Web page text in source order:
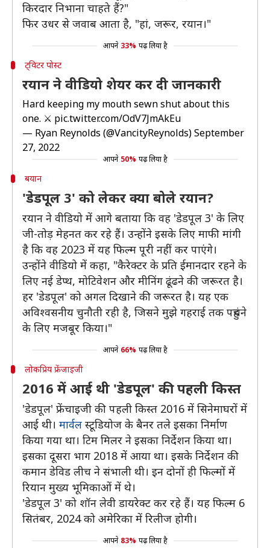
किरदार निभाना चाहते हैं?"
फिर उधर से जवाब आता है, "हां, जरूर, रयान।"
आपने 33% पढ़ लिया है
ट्विटर पोस्ट
रयान ने वीडियो शेयर कर दी जानकारी
Hard keeping my mouth sewn shut about this
one. ⚔️ pic.twitter.com/OdV7JmAkEu
— Ryan Reynolds (@VancityReynolds)September
27, 2022
आपने 50% पढ़ लिया है
बयान
'डेडपूल 3' को लेकर क्या बोले रयान?
रयान ने वीडियो में आगे बताया कि वह 'डेडपूल 3' के लिए
जी-तोड़ मेहनत कर रहे हैं। उन्होंने इसके लिए माफी मांगी
है कि वह 2023 में यह फिल्म पूरी नहीं कर पाएंगे।
उन्होंने वीडियो में कहा, "कैरेक्टर के प्रति ईमानदार रहने के
लिए नई डेप्थ, मोटिवेशन और मीनिंग ढूंढने की जरूरत है।
हर 'डेडपूल' को अगल दिखाने की जरूरत है। यह एक
अविश्वसनीय चुनौती रही है, जिसने मुझे गहराई तक पहुंचने
के लिए मजबूर किया।"
आपने 66% पढ़ लिया है
लोकप्रिय फ्रेंजाइजी
2016 में आई थी 'डेडपूल' की पहली किस्त
'डेडपूल' फ्रेंचाइजी की पहली किस्त 2016 में सिनेमाघरों में
आई थी। मार्वल स्टूडियोज के बैनर तले इसका निर्माण
किया गया था। टिम मिलर ने इसका निर्देशन किया था।
इसका दूसरा भाग 2018 में आया था। इसके निर्देशन की
कमान डेविड लीच ने संभाली थी। इन दोनों ही फिल्मों में
रियान मुख्य भूमिकाओं में थे।
'डेडपूल 3' को शॉन लेवी डायरेक्ट कर रहे हैं। यह फिल्म 6
सितंबर, 2024 को अमेरिका में रिलीज होगी।
आपने 83% पढ़ लिया है